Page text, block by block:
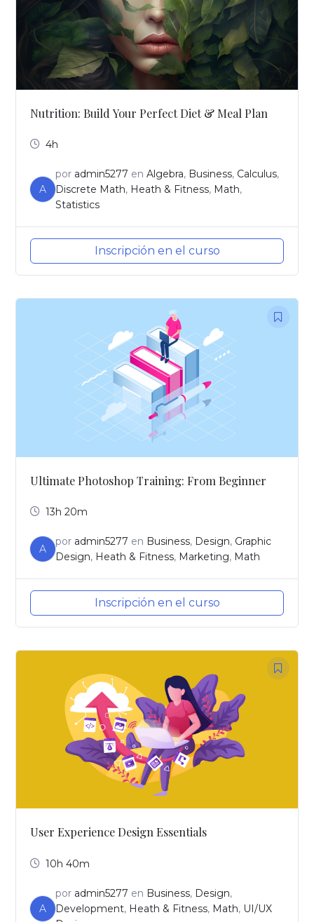
Nutrition: Build Your Perfect Diet & Meal Plan
4h
A
por admin5277 enAlgebra, Business, Calculus,
Discrete Math, Heath & Fitness, Math,
Statistics
Inscripción en el curso
Ultimate Photoshop Training: From Beginner
13h 20m
A
por admin5277 en Business, Design, Graphic
Design, Heath & Fitness, Marketing, Math
Inscripción en el curso
User Experience Design Essentials
10h 40m
A
por admin5277 en Business, Design,
Development, Heath & Fitness, Math, UI/UX